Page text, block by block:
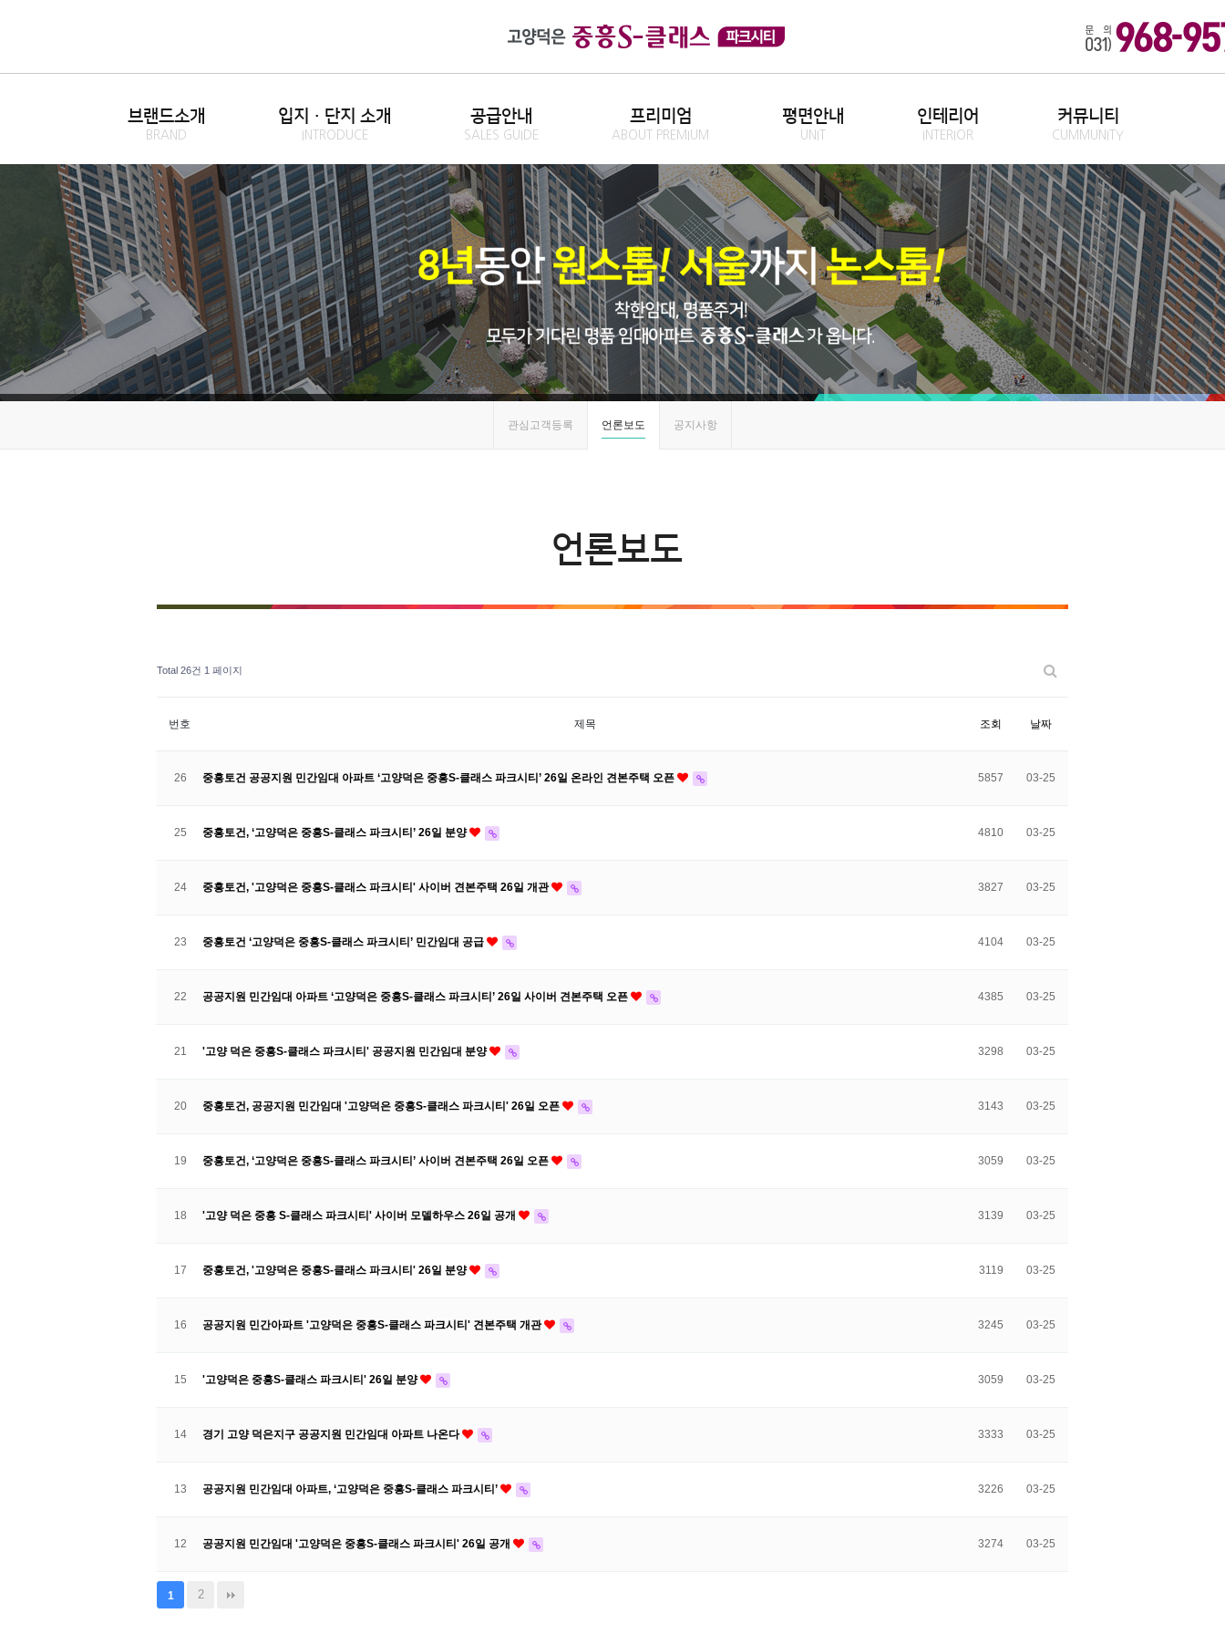
브랜드소개
BRAND
입지·단지 소개
INTRODUCE
공급안내
SALES GUIDE
프리미엄
ABOUT PREMIUM
평면안내
UNIT
인테리어
INTERIOR
커뮤니티
CUMMUNITY
관심고객등록 언론보도 공지사항
언론보도
Total 26건 1 페이지
번호 제목 조회 날짜
26 중흥토건 공공지원 민간임대 아파트 ‘고양덕은 중흥S-클래스 파크시티’ 26일 온라인 견본주택 오픈 5857 03-25
25 중흥토건, ‘고양덕은 중흥S-클래스 파크시티’ 26일 분양 4810 03-25
24 중흥토건, '고양덕은 중흥S-클래스 파크시티' 사이버 견본주택 26일 개관 3827 03-25
23 중흥토건 ‘고양덕은 중흥S-클래스 파크시티’ 민간임대 공급 4104 03-25
22 공공지원 민간임대 아파트 ‘고양덕은 중흥S-클래스 파크시티’ 26일 사이버 견본주택 오픈 4385 03-25
21 '고양 덕은 중흥S-클래스 파크시티' 공공지원 민간임대 분양 3298 03-25
20 중흥토건, 공공지원 민간임대 '고양덕은 중흥S-클래스 파크시티' 26일 오픈 3143 03-25
19 중흥토건, ‘고양덕은 중흥S-클래스 파크시티’ 사이버 견본주택 26일 오픈 3059 03-25
18 '고양 덕은 중흥 S-클래스 파크시티' 사이버 모델하우스 26일 공개 3139 03-25
17 중흥토건, '고양덕은 중흥S-클래스 파크시티' 26일 분양 3119 03-25
16 공공지원 민간아파트 '고양덕은 중흥S-클래스 파크시티' 견본주택 개관 3245 03-25
15 '고양덕은 중흥S-클래스 파크시티' 26일 분양 3059 03-25
14 경기 고양 덕은지구 공공지원 민간임대 아파트 나온다 3333 03-25
13 공공지원 민간임대 아파트, ‘고양덕은 중흥S-클래스 파크시티’ 3226 03-25
12 공공지원 민간임대 '고양덕은 중흥S-클래스 파크시티' 26일 공개 3274 03-25
1 2